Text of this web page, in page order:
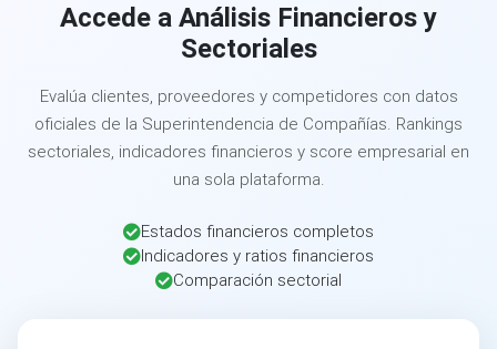
Accede a Análisis Financieros y
Sectoriales
Evalúa clientes, proveedores y competidores con datos
oficiales de la Superintendencia de Compañías. Rankings
sectoriales, indicadores financieros y score empresarial en
una sola plataforma.
Estados financieros completos
Indicadores y ratios financieros
Comparación sectorial